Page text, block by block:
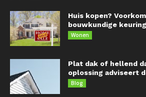
Huis kopen?
bouwkundige keuring
Wonen
Plat dak of hellend
oplossing adviseert
Blog